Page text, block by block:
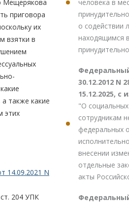
Мещерякова
приговора
их
взятки в
также какие
этих
14.09.2021 N
204 УПК
человека в
о содействии
находящимся
30.12.2012 N
15.12.2025, с
"О
сотрудникам
федеральных
внесении
отдельные
акты